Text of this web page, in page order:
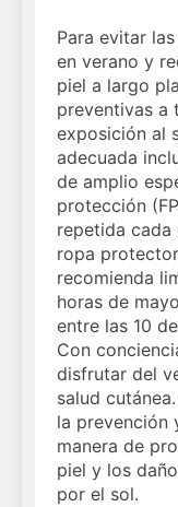
Para evitar
en verano y
piel a largo
preventivas a
exposición al
adecuada
de amplio
protección
repetida cada
ropa
recomienda
horas de
entre las 10
Con
disfrutar del
salud
la prevención
manera de
piel y los
por el sol.